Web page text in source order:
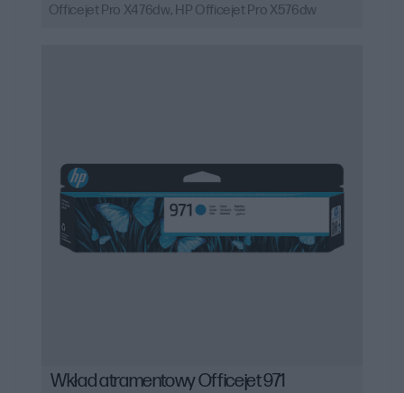
niezawodność i minimalizuje ryzyko problemów z
oraz zgodność z konkretnymi modelami drukarek, co
jest kluczowe dla uzyskania doskonałych wyników
drukowania.
Officejet Pro X476dw, HP Officejet Pro X576dw
Wkład atramentowy Officejet 971